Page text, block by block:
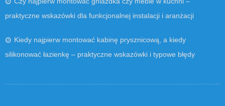
praktyczne wskazówki dla funkcjonalnej instalacji i aranżacji
Kiedy najpierw montować kabinę prysznicową, a kiedy
silikonować łazienkę – praktyczne wskazówki i typowe błędy